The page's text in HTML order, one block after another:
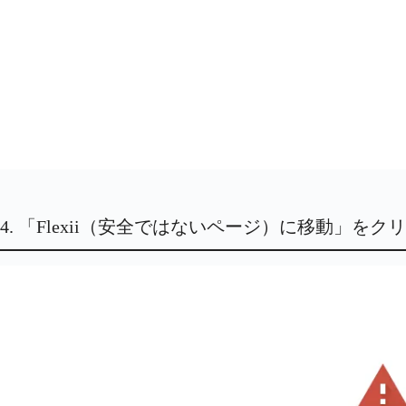
4. 「Flexii（安全ではないページ）に移動」をク